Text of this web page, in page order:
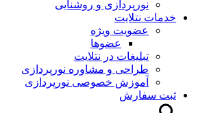
نورپردازی و روشنایی
خدمات نتلایت
عضویت ویژه
عضوها
تبلیغات در نتلایت
طراحی و مشاوره نورپردازی
آموزش خصوصی نورپردازی
ثبت سفارش